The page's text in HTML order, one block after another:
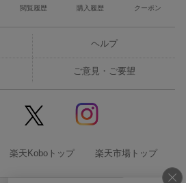
閲覧履歴 購入履歴 クーポン
ヘルプ
ご意見・ご要望
楽天Koboトップ 楽天市場トップ